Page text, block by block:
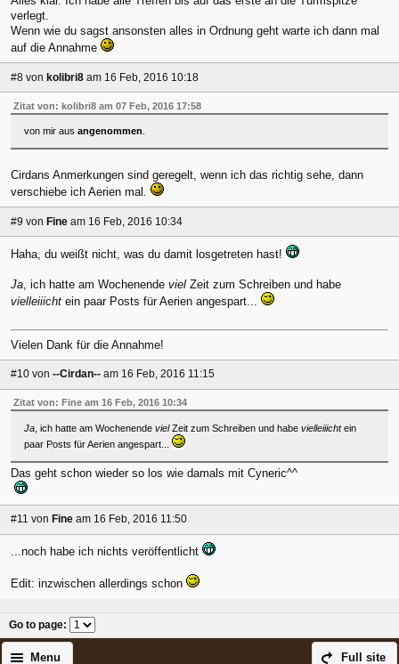
verlegt.
Wenn wie du sagst ansonsten alles in Ordnung geht warte ich dann mal
auf die Annahme
#8 von kolibri8 am 16 Feb, 2016 10:18
Zitat von: kolibri8 am 07 Feb, 2016 17:58
von mir aus angenommen
Cirdans Anmerkungen sind geregelt, wenn ich das richtig sehe, dann
verschiebe ich Aerien mal.
#9 von Fine am 16 Feb, 2016 10:34
Haha, du weißt nicht, was du damit losgetreten hast!
Ja , ich hatte am Wochenende viel Zeit zum Schreiben und habe
vielleiiicht ein paar Posts für Aerien angespart...
Vielen Dank für die Annahme!
#10 von --Cirdan-- am 16 Feb, 2016 11:15
Zitat von: Fine am 16 Feb, 2016 10:34
Ja, ich hatte am Wochenende vielZeit zum Schreiben und habe vielleiiichtein
paar Posts für Aerien angespart...
Das geht schon wieder so los wie damals mit Cyneric^^
#11 von Fine am 16 Feb, 2016 11:50
...noch habe ich nichts veröffentlicht
Edit: inzwischen allerdings schon
Go to page:
Full site
Menu